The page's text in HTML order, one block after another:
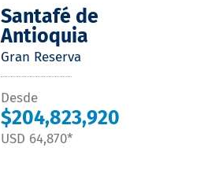
Santafé de
Antioquia
Gran Reserva
Desde
$204,823,920
USD 64,870*